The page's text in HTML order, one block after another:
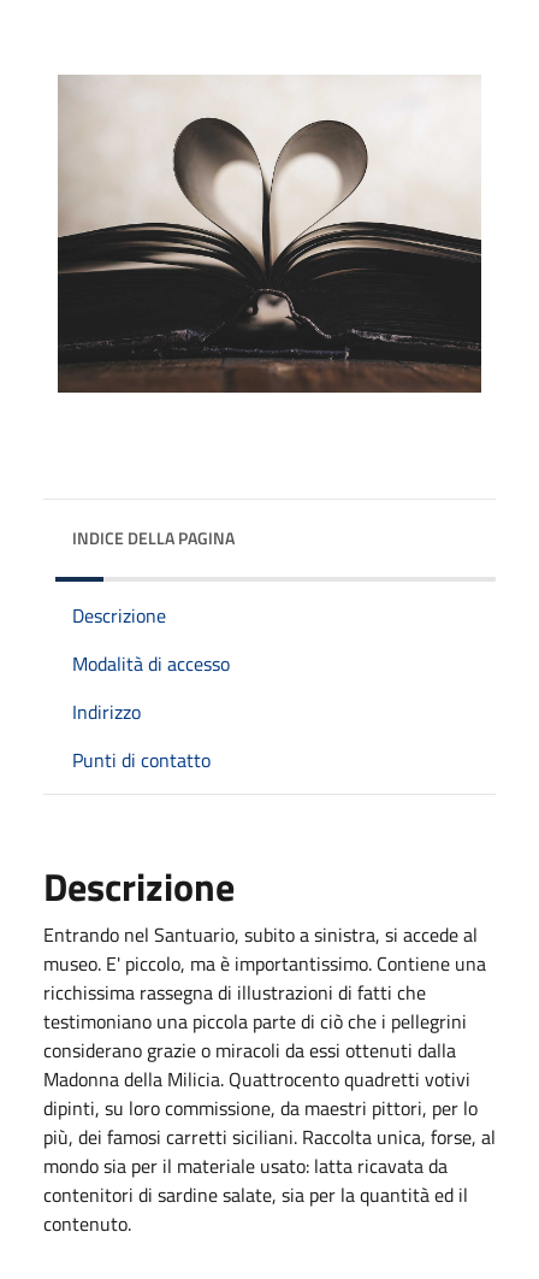
INDICE DELLA PAGINA
Descrizione
Modalità di accesso
Indirizzo
Punti di contatto
Descrizione
Entrando nel Santuario, subito a sinistra, si accede al
museo. E' piccolo, ma è importantissimo. Contiene una
ricchissima rassegna di illustrazioni di fatti che
testimoniano una piccola parte di ciò che i pellegrini
considerano grazie o miracoli da essi ottenuti dalla
Madonna della Milicia. Quattrocento quadretti votivi
dipinti, su loro commissione, da maestri pittori, per lo
più, dei famosi carretti siciliani. Raccolta unica, forse, al
mondo sia per il materiale usato: latta ricavata da
contenitori di sardine salate, sia per la quantità ed il
contenuto.